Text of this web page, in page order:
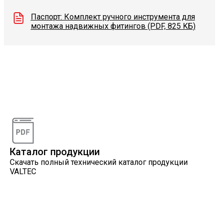
Паспорт: Комплект ручного инструмента для
монтажа надвижных фитингов (PDF, 825 KБ)
Каталог продукции
Скачать полный технический каталог продукции
VALTEC